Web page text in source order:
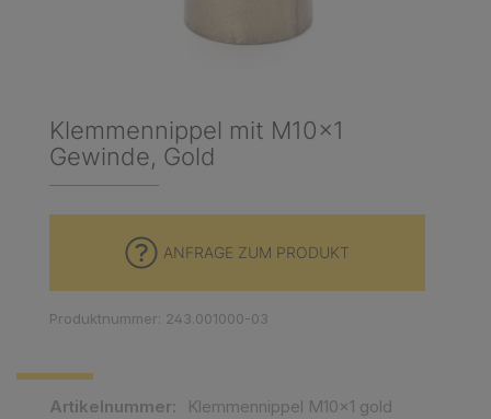
Klemmennippel mit M10x1
Gewinde, Gold
Artikelnummer:
Klemmennippel M10x1 gold
ANFRAGE ZUM PRODUKT
Produktnummer: 243.001000-03